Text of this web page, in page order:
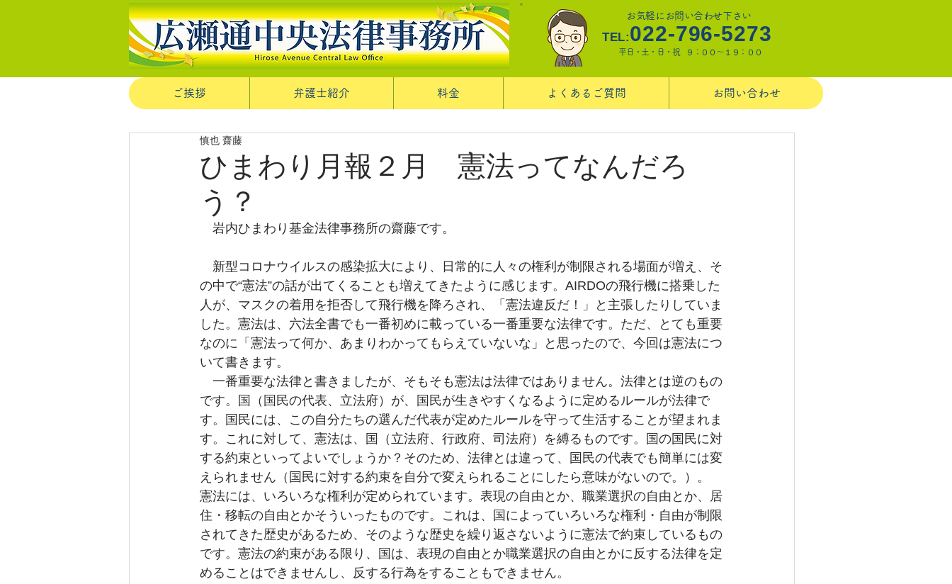
お気軽にお問い合わせ下さい
TEL:022-796-5273
平日・土・日・祝 ９：００～１９：００
ご挨拶 弁護士紹介 料金 よくあるご質問 お問い合わせ
ひまわり月報２月 憲法ってなんだろ
う？
慎也 齋藤
岩内ひまわり基金法律事務所の齋藤です。
新型コロナウイルスの感染拡大により、日常的に人々の権利が制限される場面が増え、そ
の中で“憲法”の話が出てくることも増えてきたように感じます。AIRDOの飛行機に搭乗した
人が、マスクの着用を拒否して飛行機を降ろされ、「憲法違反だ！」と主張したりしていま
した。憲法は、六法全書でも一番初めに載っている一番重要な法律です。ただ、とても重要
なのに「憲法って何か、あまりわかってもらえていないな」と思ったので、今回は憲法につ
いて書きます。
一番重要な法律と書きましたが、そもそも憲法は法律ではありません。法律とは逆のもの
です。国（国民の代表、立法府）が、国民が生きやすくなるように定めるルールが法律で
す。国民には、この自分たちの選んだ代表が定めたルールを守って生活することが望まれま
す。これに対して、憲法は、国（立法府、行政府、司法府）を縛るものです。国の国民に対
する約束といってよいでしょうか？そのため、法律とは違って、国民の代表でも簡単には変
えられません（国民に対する約束を自分で変えられることにしたら意味がないので。）。
憲法には、いろいろな権利が定められています。表現の自由とか、職業選択の自由とか、居
住・移転の自由とかそういったものです。これは、国によっていろいろな権利・自由が制限
されてきた歴史があるため、そのような歴史を繰り返さないように憲法で約束しているもの
です。憲法の約束がある限り、国は、表現の自由とか職業選択の自由とかに反する法律を定
めることはできませんし、反する行為をすることもできません。